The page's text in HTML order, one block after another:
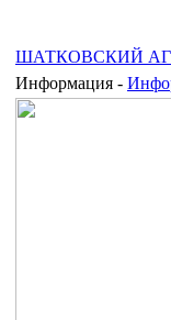
ШАТКОВСКИЙ
Информация -